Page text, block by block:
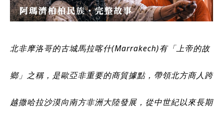
北非摩洛哥的古城馬拉喀什(Marrakech)有「上帝的故
鄉」之稱，是歐亞非重要的商貿據點，帶領北方商人跨
越撒哈拉沙漠向南方非洲大陸發展，從中世紀以來長期